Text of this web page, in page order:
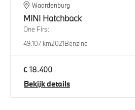
Waardenburg
MINI Hatchback
One First
49.107 km2021Benzine
€ 18.400
Bekijk details